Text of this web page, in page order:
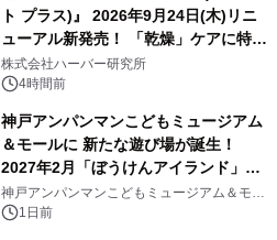
ト プラス)』 2026年9月24日(木)リニ
ューアル新発売！ 「乾燥」ケアに特化
し、ライン使いで潤いに満ちた肌へ
株式会社ハーバー研究所
4時間前
神戸アンパンマンこどもミュージアム
＆モールに 新たな遊び場が誕生！
2027年2月「ぼうけんアイランド」が
オープン
神戸アンパンマンこどもミュージアム＆モー
ル 1日前